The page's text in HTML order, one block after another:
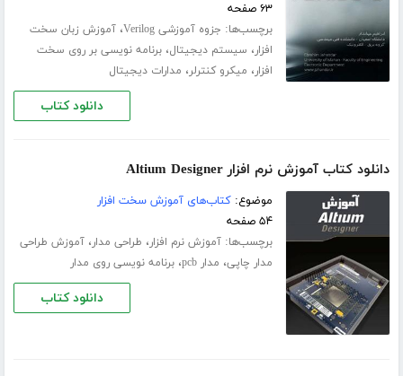
۶۳ صفحه
برچسب‌ها: جزوه آموزشی Verilog ،آموزش زبان سخت
افزار، سیستم دیجیتال،برنامه نویسی بر روی سخت
افزار، میکرو کنترلر، مدارات دیجیتال
دانلود کتاب
دانلود کتاب آموزش نرم افزار Altium Designer
موضوع:کتاب‌های آموزش سخت افزار
۵۴ صفحه
برچسب‌ها:آموزش نرم افزار، طراحی مدار،آموزش طراحی
مدار چاپی، مدار pcb ،برنامه نویسی روی مدار
دانلود کتاب